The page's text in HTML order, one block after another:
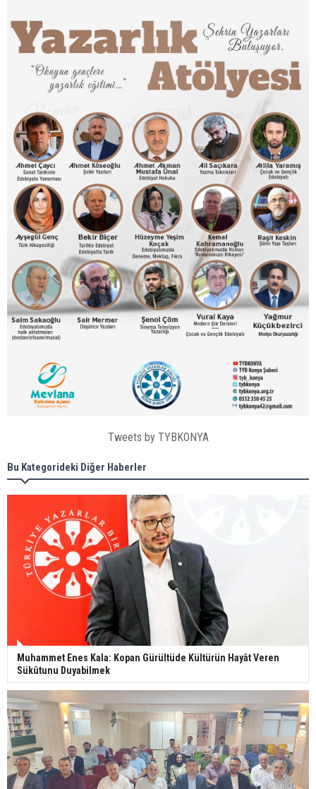
Tweets by TYBKONYA
Bu Kategorideki Diğer Haberler
Muhammet Enes Kala: Kopan Gürültüde Kültürün Hayât Veren
Sükûtunu Duyabilmek